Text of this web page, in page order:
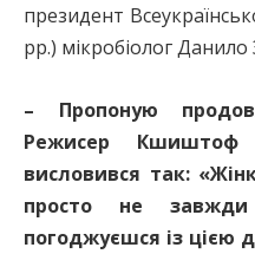
президент
рр.) мікробіолог
– Пропоную
Режисер Кшиштоф
висловився так:
просто не
погоджуєшся із цією